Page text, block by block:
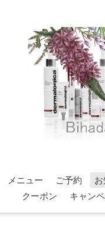
メニュー ご予約
クーポン
キャン